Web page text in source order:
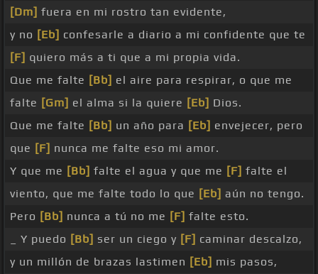
[Dm] fuera en mi rostro tan evidente,
y no [Eb] confesarle a diario a mi confidente que te
[F] quiero más a ti que a mi propia vida.
Que me falte [Bb] el aire para respirar, o que me
falte [Gm] el alma si la quiere [Eb] Dios.
Que me falte [Bb] un año para [Eb] envejecer, pero
que [F] nunca me falte eso mi amor.
Y que me [Bb] falte el agua y que me [F] falte el
viento, que me falte todo lo que [Eb] aún no tengo.
Pero [Bb] nunca a tú no me [F] falte esto.
_ Y puedo [Bb] ser un ciego y [F] caminar descalzo,
y un millón de brazas lastimen [Eb] mis pasos,